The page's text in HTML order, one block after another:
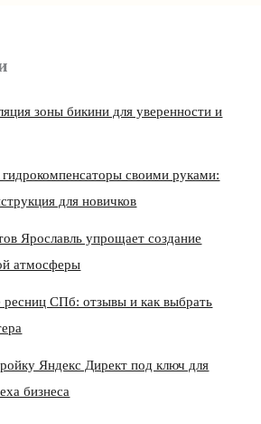
зоны бикини для уверенности и
гидрокомпенсаторы своими руками:
для новичков
Ярославль упрощает создание
атмосферы
СПб: отзывы и как выбрать
Яндекс Директ под ключ для
бизнеса